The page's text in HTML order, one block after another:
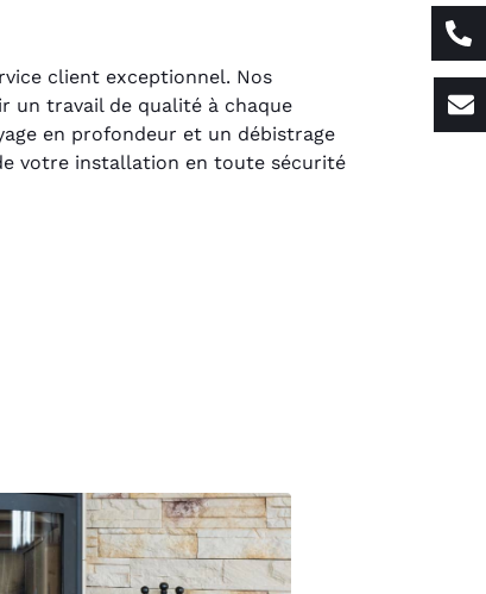
client exceptionnel. Nos
un travail de qualité à chaque
en profondeur et un débistrage
votre installation en toute sécurité